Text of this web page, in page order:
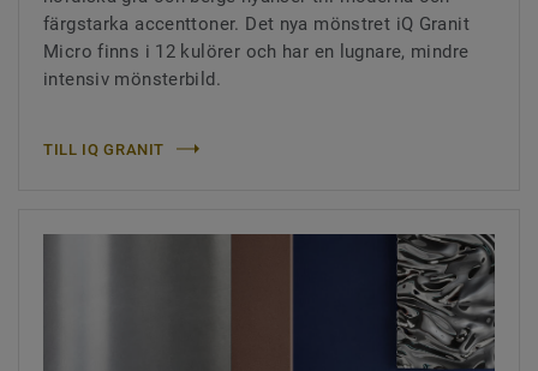
färgstarka accenttoner. Det nya mönstret iQ Granit
Micro finns i 12 kulörer och har en lugnare, mindre
intensiv mönsterbild.
TILL IQ GRANIT